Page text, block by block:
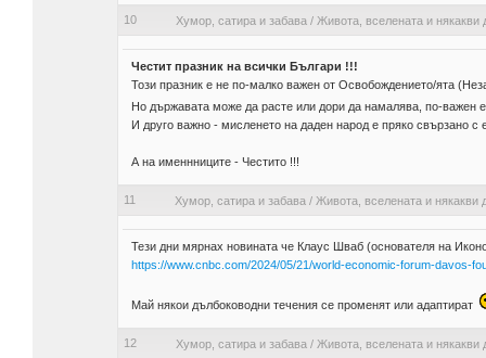
10 Хумор, сатира и забава / Живота, вселената и някакви
Честит празник на всички Българи !!!
Този празник е не по-малко важен от Освобождението/ята
Но държавата може да расте или дори да намалява, по-важен
И друго важно - мисленето на даден народ е пряко свързано с
А на именнниците - Честито !!!
11 Хумор, сатира и забава / Живота, вселената и някакви
Тези дни мярнах новината че Клаус Шваб (основателя на
https://www.cnbc.com/2024/05/21/world-economic-forum-davos-
Май някои дълбоководни течения се променят или адаптират
12 Хумор, сатира и забава / Живота, вселената и някакви